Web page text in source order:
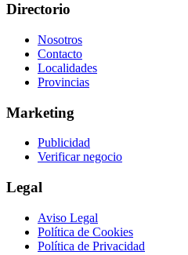
Directorio
Nosotros
Contacto
Localidades
Provincias
Marketing
Publicidad
Verificar negocio
Legal
Aviso Legal
Política de Cookies
Política de Privacidad